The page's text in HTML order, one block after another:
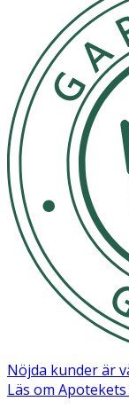
För vuxna.
- Applicera
enligt anvisning
- Avsedd för
inte överskrida 2
Innehåll
Glycerin, Aqua,
Hydrogenated
Panthenol,
Sodium
Barbadensis,
Chloride, C. I
Nöjda kunder är
Läs om